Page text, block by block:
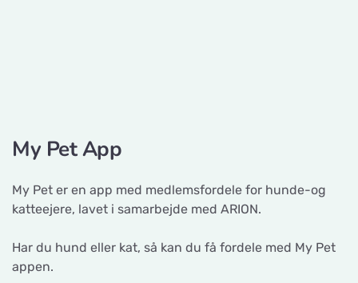
My Pet App
My Pet er en app med medlemsfordele for hunde-og
katteejere, lavet i samarbejde med ARION.
Har du hund eller kat, så kan du få fordele med My Pet
appen.